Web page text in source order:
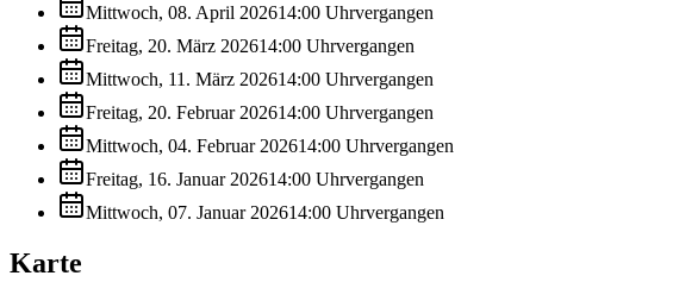
Mittwoch, 08. April 202614:00 Uhrvergangen
Freitag, 20. März 202614:00 Uhrvergangen
Mittwoch, 11. März 202614:00 Uhrvergangen
Freitag, 20. Februar 202614:00 Uhrvergangen
Mittwoch, 04. Februar 202614:00 Uhrvergangen
Freitag, 16. Januar 202614:00 Uhrvergangen
Mittwoch, 07. Januar 202614:00 Uhrvergangen
Karte